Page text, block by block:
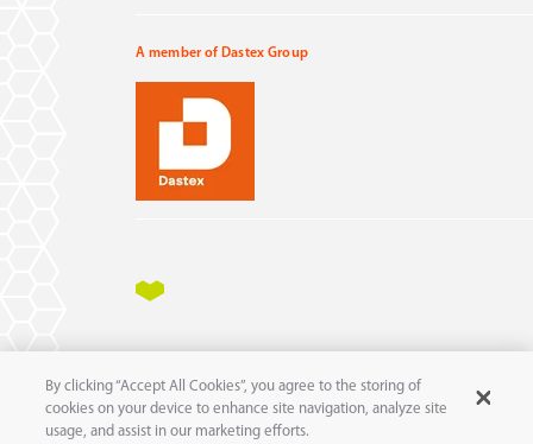
A member of Dastex Group
Impressum Datenschutz AEB
© 2025 pure 11GmbH
By clicking “Accept All Cookies”, you agree to the storing of
cookies on your device to enhance site navigation, analyze site
usage, and assist in our marketing efforts.